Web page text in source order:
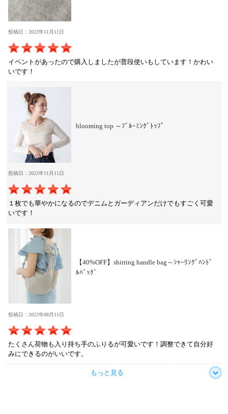
投稿日：2022年11月11日
イベントがあったので購入しましたが普段使いもしています！かわい
いです！
blooming top ～ﾌﾞﾙｰﾐﾝｸﾞﾄｯﾌﾟ
投稿日：2022年11月11日
１枚でも華やかになるのでデニムとガーディアンだけでもすごく可愛
いです！
【40%OFF】shirring handle bag～ｼｬｰﾘﾝｸﾞﾊﾝﾄﾞ
ﾙﾊﾞｯｸﾞ
投稿日：2022年08月11日
たくさん荷物も入り持ち手のふりるが可愛いです！調整できて自分好
みにできるのがいいです。
もっと見る